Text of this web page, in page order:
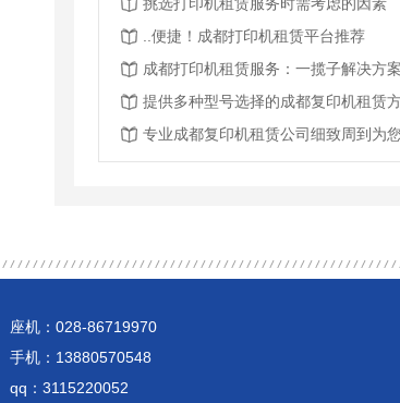
..便捷！成都打印机租赁平台推荐
成都打印机租赁服务：一揽子解决方案
提供多种型号选择的成都复印机租赁
专业成都复印机租赁公司细致周到为
座机：028-86719970
手机：13880570548
qq：3115220052